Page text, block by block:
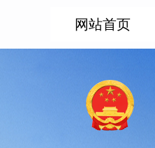
网站首页